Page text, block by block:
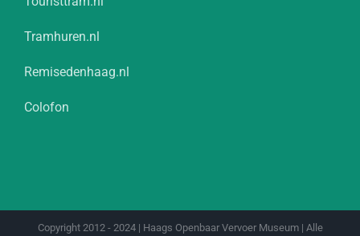
Tramhuren.nl
Remisedenhaag.nl
Colofon
Copyright 2012 - 2024 | Haags Openbaar Vervoer Museum | Alle